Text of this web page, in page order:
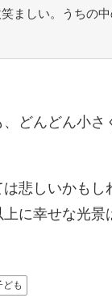
ましい。うちの
どんどん小さ
は悲しいかも
に幸せな光景
ども